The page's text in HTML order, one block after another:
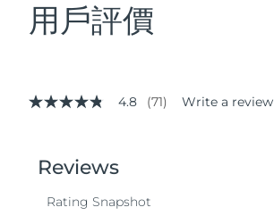
用戶評價
4.8
stars,
average
value.
4.8 (71) Write a review